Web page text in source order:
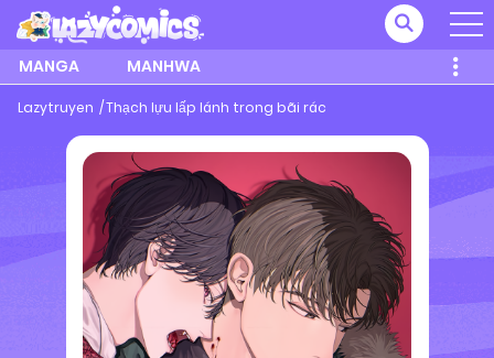
MANGA MANHWA
Lazytruyen Thạch lựu lấp lánh trong bãi rác